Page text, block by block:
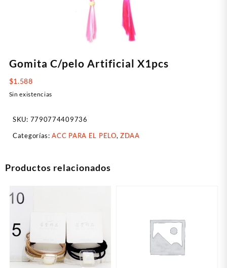
Gomita C/pelo Artificial X1pcs
$1.588
Sin existencias
SKU: 7790774409736
Categorías:ACC PARA EL PELO,ZDAA
Productos relacionados